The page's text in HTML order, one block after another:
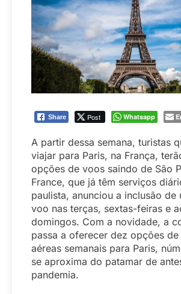
Share Post Whatsapp
A partir dessa semana, turistas
viajar para Paris, na França,
opções de voos saindo de São
France, que já têm serviços
paulista, anunciou a inclusão de
voo nas terças, sextas-feiras e
domingos. Com a novidade, a
passa a oferecer dez opções de
aéreas semanais para Paris,
se aproxima do patamar de
pandemia.